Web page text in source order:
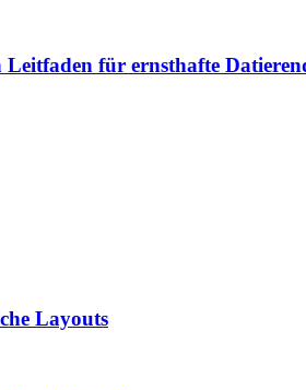
für ernsthafte
Layouts